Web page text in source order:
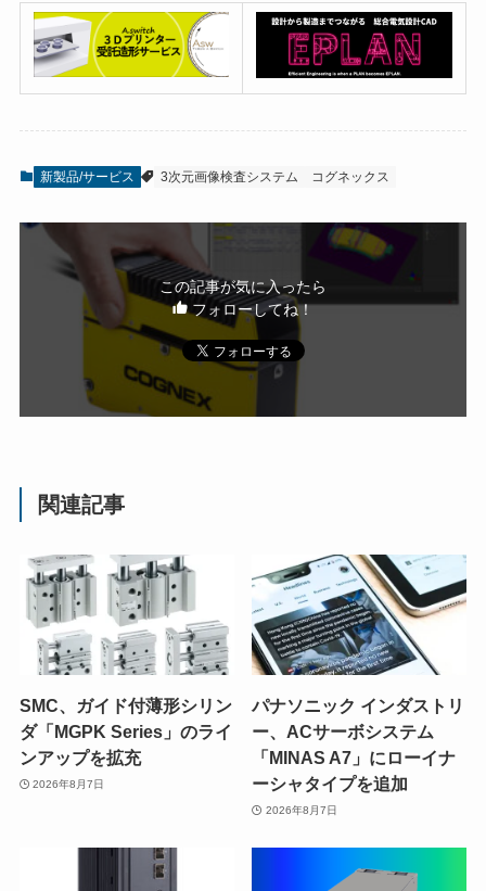
新製品/サービス 3次元画像検査システム コグネックス
この記事が気に入ったら
フォローしてね！
関連記事
SMC、ガイド付薄形シリン
ダ「MGPK Series」のライ
ンアップを拡充
2026年8月7日
パナソニック インダストリ
ー、ACサーボシステム
「MINAS A7」にローイナ
ーシャタイプを追加
2026年8月7日